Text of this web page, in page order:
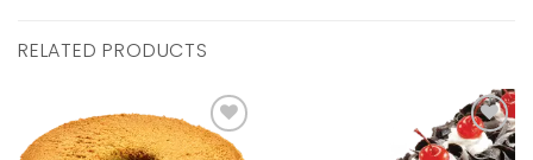
RELATED PRODUCTS
Add to
Add to